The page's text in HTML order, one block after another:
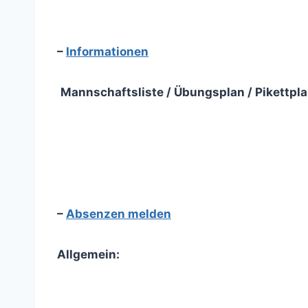
– Informationen
Mannschaftsliste / Übungsplan /
– Absenzen melden
Allgemein: